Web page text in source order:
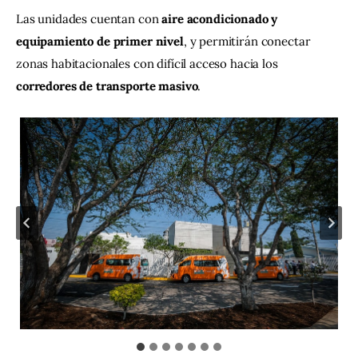
Las unidades cuentan con aire acondicionado y
equipamiento de primer nivel, y permitirán conectar
zonas habitacionales con difícil acceso hacia los
corredores de transporte masivo.